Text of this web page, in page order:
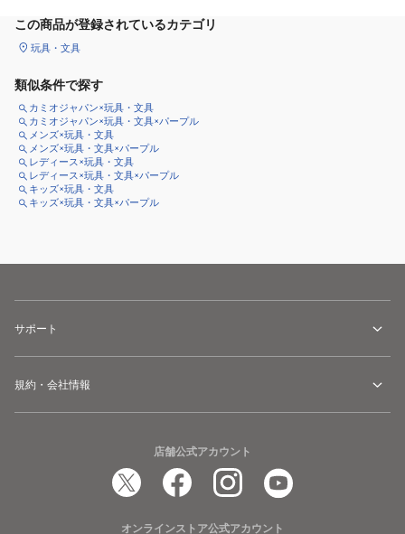
この商品が登録されているカテゴリ
玩具・文具
類似条件で探す
カミオジャパン×玩具・文具
カミオジャパン×玩具・文具×パープル
メンズ×玩具・文具
メンズ×玩具・文具×パープル
レディース×玩具・文具
レディース×玩具・文具×パープル
キッズ×玩具・文具
キッズ×玩具・文具×パープル
サポート
規約・会社情報
店舗公式アカウント
オンラインストア公式アカウント